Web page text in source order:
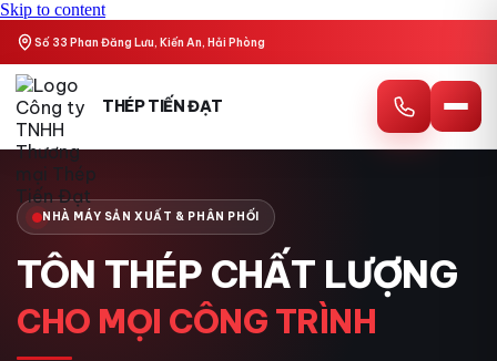
Skip to content
Số 33 Phan Đăng Lưu, Kiến An, Hải Phòng
THÉP TIẾN ĐẠT
NHÀ MÁY SẢN XUẤT & PHÂN PHỐI
TÔN THÉP CHẤT LƯỢNG
CHO MỌI CÔNG TRÌNH